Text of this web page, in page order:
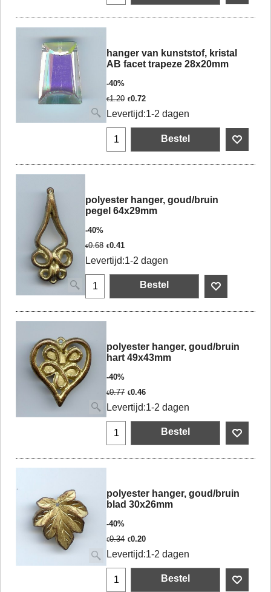
hanger van kunststof, kristal
AB facet trapeze 28x20mm
-40%
€1.20 €0.72
Levertijd:1-2 dagen
Bestel
polyester hanger, goud/bruin
pegel 64x29mm
-40%
€0.68 €0.41
Levertijd:1-2 dagen
Bestel
polyester hanger, goud/bruin
hart 49x43mm
-40%
€0.77 €0.46
Levertijd:1-2 dagen
Bestel
polyester hanger, goud/bruin
blad 30x26mm
-40%
€0.34 €0.20
Levertijd:1-2 dagen
Bestel